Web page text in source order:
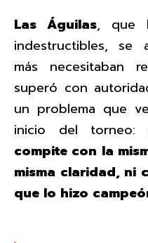
Las Águilas, que
indestructibles, se
más necesitaban
superó con
un problema que
inicio del torneo:
compite con la
misma claridad, ni
que lo hizo